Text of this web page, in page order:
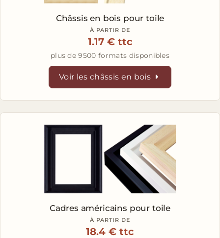
Châssis en bois pour toile
À PARTIR DE
1.17 € ttc
plus de 9500 formats disponibles
Voir les châssis en bois
Cadres américains pour toile
À PARTIR DE
18.4 € ttc